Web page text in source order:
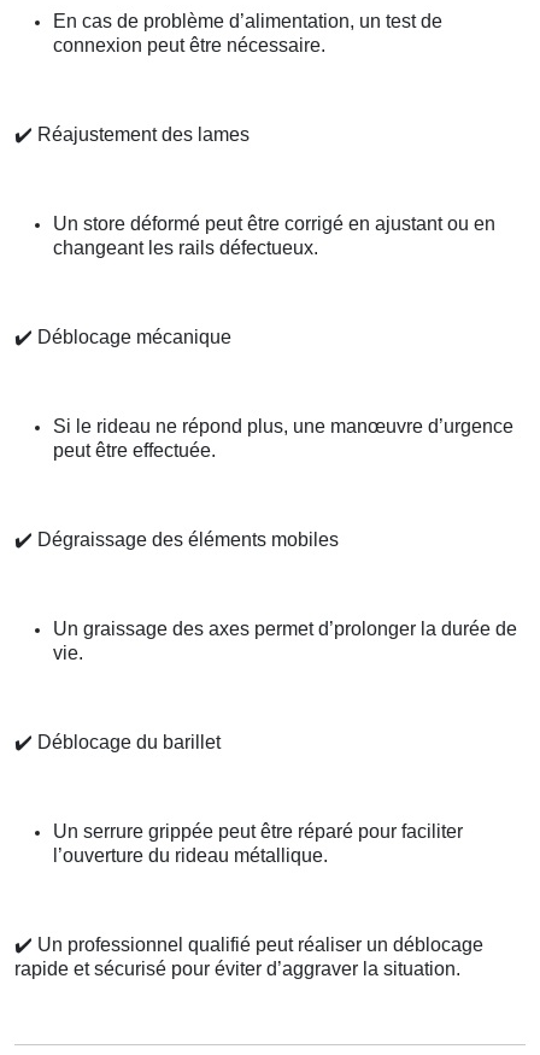
En cas de problème d’alimentation, un test de
connexion peut être nécessaire.
✔️ Réajustement des lames
Un store déformé peut être corrigé en ajustant ou en
changeant les rails défectueux.
✔️ Déblocage mécanique
Si le rideau ne répond plus, une manœuvre d’urgence
peut être effectuée.
✔️ Dégraissage des éléments mobiles
Un graissage des axes permet d’prolonger la durée de
vie.
✔️ Déblocage du barillet
Un serrure grippée peut être réparé pour faciliter
l’ouverture du rideau métallique.
✔️ Un professionnel qualifié peut réaliser un déblocage
rapide et sécurisé pour éviter d’aggraver la situation.